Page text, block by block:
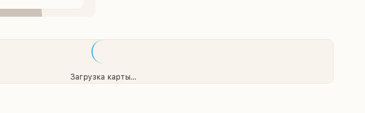
Загрузка карты...